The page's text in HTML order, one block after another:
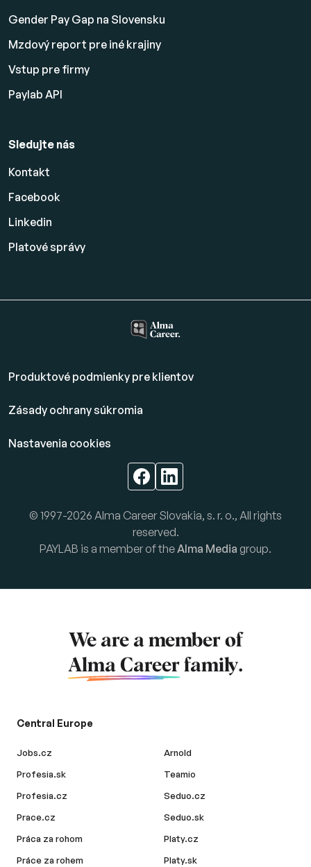
Gender Pay Gap na Slovensku
Mzdový report pre iné krajiny
Vstup pre firmy
Paylab API
Sledujte nás
Kontakt
Facebook
Linkedin
Platovésprávy
Produktové podmienky pre klientov
Zásady ochrany súkromia
Nastavenia cookies
© 1997-2026 Alma Career Slovakia, s. r. o., All rights
reserved.
PAYLAB is a member of theAlma Media group.
We are a member of
Alma Career family.
Central Europe
Jobs.cz
Profesia.sk
Profesia.cz
Prace.cz
Práca za rohom
Práce za rohem
Arnold
Teamio
Seduo.cz
Seduo.sk
Platy.cz
Platy.sk